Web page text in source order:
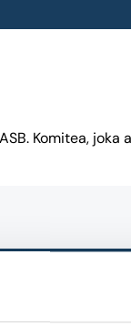
Komitea,